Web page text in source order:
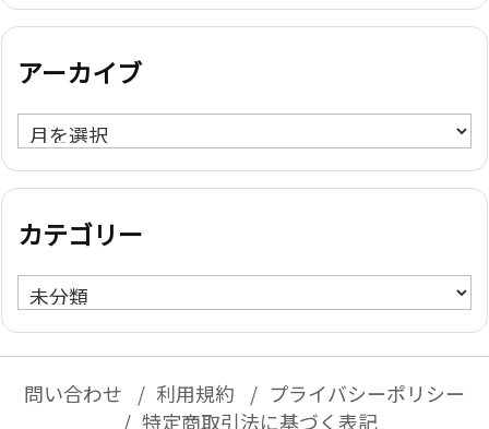
アーカイブ
ア
ー
カ
ブ
カテゴリー
カ
テ
ー
問い合わせ 利用規約
プライバシーポリシー
特定商取引法に基づく表記